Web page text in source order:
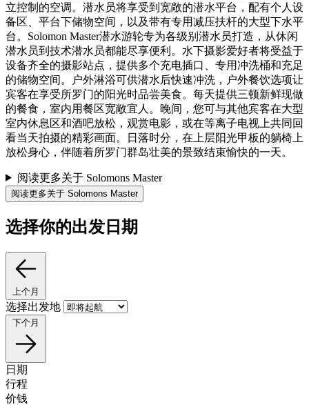
立控制的空调。潜水员将享受到宽敞的潜水平台，配有个人设
备区、平台下储物空间，以及带有专用减压扶杆的大型下水平
台。Solomon Master潜水游轮专为各级别潜水员打造，从休闲
潜水员到技术潜水员都能尽享便利。水下摄影爱好者将受益于
设备齐全的摄影站点，提供多个充电插口、专用冲洗桶和充足
的储物空间。户外淋浴可供潜水后快速冲洗，户外餐饮选项让
宾客在享受所罗门的阳光时品尝美食。每天提供三顿新鲜现做
的餐食，室内用餐区宽敞宜人。晚间，您可与其他宾客在大型
室内休息区和酒吧放松，观赏电影，或在等离子电视上共同回
看当天拍摄的精彩画面。日落时分，在上层阳光甲板的躺椅上
放松身心，伴随着所罗门群岛壮美的景致结束愉快的一天。
阅读更多关于 Solomons Master
阅读更多关于 Solomons Master
选择你的出发日期
上个月
选择出发地
下个月
日期
行程
价钱